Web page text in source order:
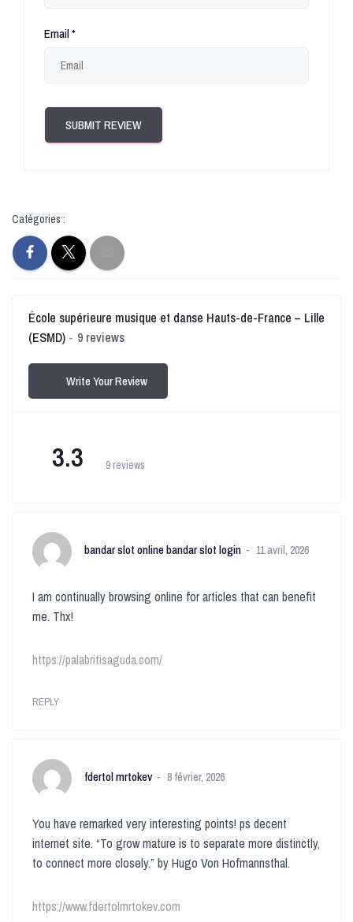
Email*
SUBMIT REVIEW
Catégories :
École supérieure musique et danse Hauts-de-France – Lille
(ESMD)
9 reviews
Write Your Review
3.3 9 reviews
bandar slot online bandar slot login 11 avril, 2026
I am continually browsing online for articles that can benefit
me. Thx!
https://palabritisaguda.com/
REPLY
fdertol mrtokev 8 février, 2026
You have remarked very interesting points! ps decent
internet site. “To grow mature is to separate more distinctly,
to connect more closely.” by Hugo Von Hofmannsthal.
https://www.fdertolmrtokev.com